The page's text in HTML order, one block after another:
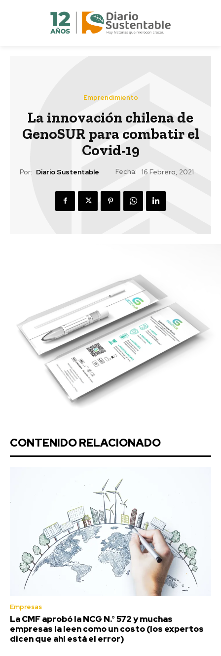
Emprendimiento
La innovación chilena de
GenoSUR para combatir el
Covid-19
Por: Diario Sustentable Fecha: 16 Febrero, 2021
CONTENIDO RELACIONADO
Empresas
La CMF aprobó la NCG N.° 572 y muchas
empresas la leen como un costo (los expertos
dicen que ahí está el error)